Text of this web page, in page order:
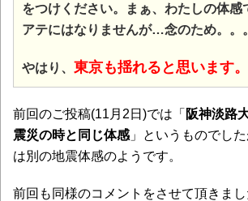
をつけください。まぁ、わたしの体感
アテにはなりませんが…念のため。。。
やはり、 東京も揺れると思います。
前回のご投稿(11月2日)では「 阪神淡路
震災の時と同じ体感 」というものでし
は別の地震体感のようです。
前回も同様のコメントをさせて頂きまし